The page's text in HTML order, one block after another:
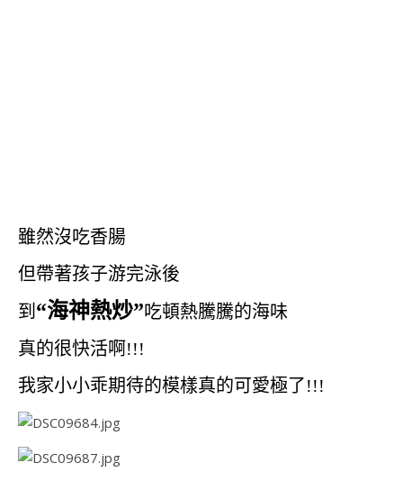
雖然沒吃香腸
但帶著孩子游完泳後
到 “海神熱炒”吃頓熱騰騰的海味
真的很快活啊!!!
我家小小乖期待的模樣真的可愛極了!!!